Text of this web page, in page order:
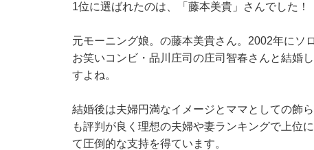
1位に選ばれたのは、「藤本美貴」さんでした！
元モーニング娘。の藤本美貴さん。2002年にソ
お笑いコンビ・品川庄司の庄司智春さんと結婚
すよね。
結婚後は夫婦円満なイメージとママとしての飾
も評判が良く理想の夫婦や妻ランキングで上位
て圧倒的な支持を得ています。